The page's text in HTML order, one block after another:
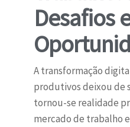
Desafios
A transformação
produtivos deixou de
tornou-se realidade
mercado de trabalho